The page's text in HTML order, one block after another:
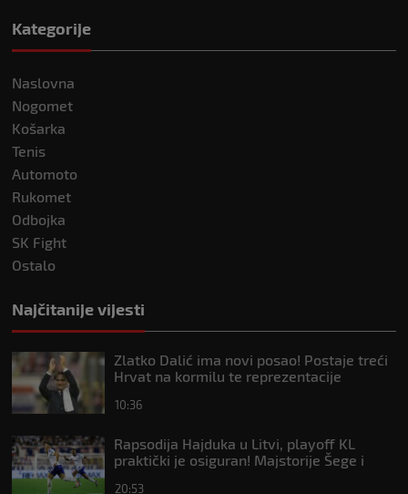
Kategorije
Naslovna
Nogomet
Košarka
Tenis
Automoto
Rukomet
Odbojka
SK Fight
Ostalo
Najčitanije vijesti
Zlatko Dalić ima novi posao! Postaje treći
Hrvat na kormilu te reprezentacije
10:36
Rapsodija Hajduka u Litvi, playoff KL
praktički je osiguran! Majstorije Šege i
20:53